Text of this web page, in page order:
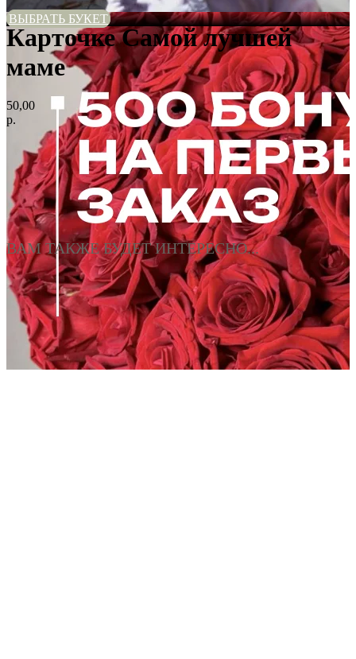
ВЫБРАТЬ БУКЕТ
Карточке Самой лучшей
маме
50,00
р.
ВАМ ТАКЖЕ БУДЕТ ИНТЕРЕСНО...